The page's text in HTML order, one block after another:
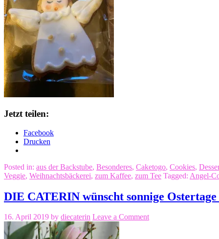
Jetzt teilen:
Facebook
Drucken
Posted in: aus der Backstube, Besonderes, Caketogo, Cookies,
Veggie, Weihnachtsbäckerei, zum Kaffee, zum Tee Tagged: Angel-
DIE CATERIN wünscht sonnige
16. April 2019 by diecaterin Leave a Comment